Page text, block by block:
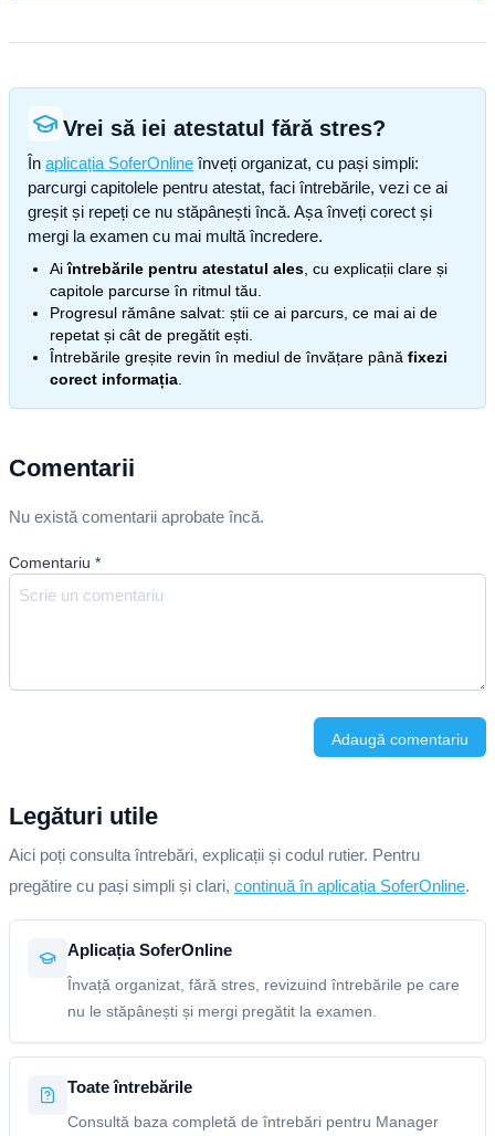
Vrei să iei atestatul fără stres?
În aplicația SoferOnline înveți organizat, cu pași simpli:
parcurgi capitolele pentru atestat, faci întrebările, vezi ce ai
greșit și repeți ce nu stăpânești încă. Așa înveți corect și
mergi la examen cu mai multă încredere.
Aiîntrebările pentru atestatul ales , cu explicații clare și
capitole parcurse în ritmul tău.
Progresul rămâne salvat: știi ce ai parcurs, ce mai ai de
repetat și cât de pregătit ești.
Întrebările greșite revin în mediul de învățare până fixezi
corect informația
Comentarii
Nu există comentarii aprobate încă.
Comentariu *
Adaugă comentariu
Legături utile
Aici poți consulta întrebări, explicații și codul rutier. Pentru
pregătire cu pași simpli și clari, continuă în aplicația SoferOnline.
Aplicația SoferOnline
Învață organizat, fără stres, revizuind întrebările pe care
nu le stăpânești și mergi pregătit la examen.
Toate întrebările
Consultă baza completă de întrebări pentru Manager